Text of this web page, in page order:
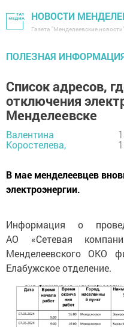
НОВОСТИ
Газета "Менделеевские
ПОЛЕЗНАЯ
Список адресов,
отключения
Менделеевске
Валентина
Коростелева,
В мае менделеевцев
электроэнергии.
Информация о
АО «Сетевая
Менделеевского ОКО
Елабужское отделение.